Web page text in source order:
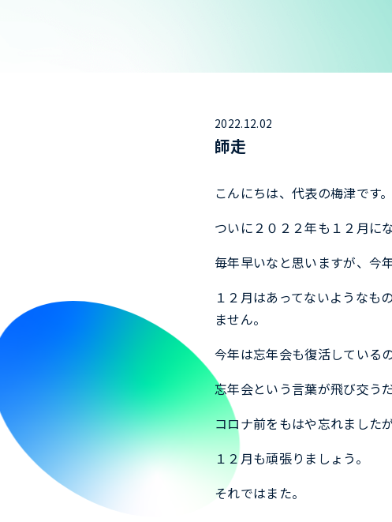
2022.12.02
師走
こんにちは、代表の梅津です。
ついに２０２２年も１２月に
毎年早いなと思いますが、今
１２月はあってないようなも
ません。
今年は忘年会も復活している
忘年会という言葉が飛び交う
コロナ前をもはや忘れました
１２月も頑張りましょう。
それではまた。